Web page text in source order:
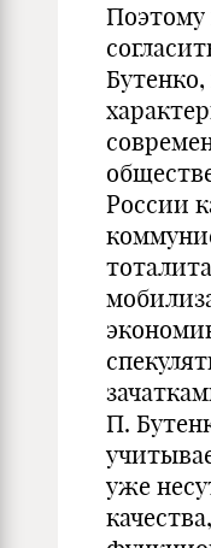
Поэтому
России
П.
уже